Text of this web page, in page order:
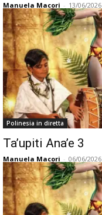
Manuela Macori - 13/06/2026
Polinesia in diretta
Ta’upiti Ana’e 3
Manuela Macori - 06/06/2026